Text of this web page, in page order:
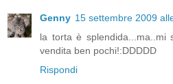
Genny 15 settembre 2009
la torta è
vendita ben pochi!:DDDDD
Rispondi